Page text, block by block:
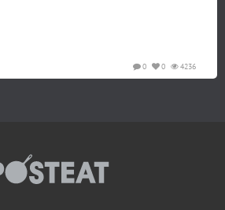
4236
0
0